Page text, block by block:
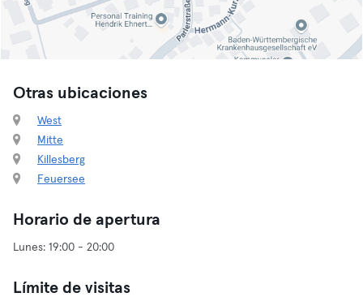
Otras ubicaciones
West
Mitte
Killesberg
Feuersee
Horario de apertura
Límite de visitas